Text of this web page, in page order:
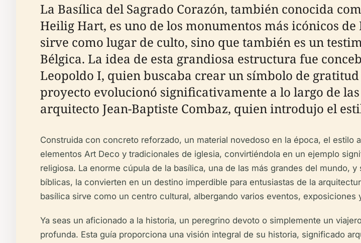
La Basílica del Sagrado Corazón, también conocida
Heilig Hart, es uno de los monumentos más icónicos
sirve como lugar de culto, sino que también es un
Bélgica. La idea de esta grandiosa estructura fue
Leopoldo I, quien buscaba crear un símbolo de
proyecto evolucionó significativamente a lo largo de
arquitecto Jean-Baptiste Combaz, quien introdujo el
Construida con concreto reforzado, un material novedoso en la época, el
elementos Art Deco y tradicionales de iglesia, convirtiéndola en un ejemplo
religiosa. La enorme cúpula de la basílica, una de las más grandes del mundo,
bíblicas, la convierten en un destino imperdible para entusiastas de la
basílica sirve como un centro cultural, albergando varios eventos, exposiciones
Ya seas un aficionado a la historia, un peregrino devoto o simplemente un
profunda. Esta guía proporciona una visión integral de su historia, significado